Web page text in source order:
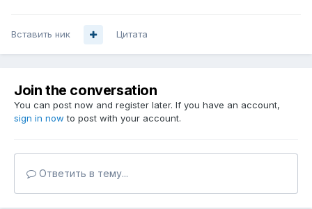
Вставить ник Цитата
Join the conversation
You can post now and register later. If you have an account,
sign in now to post with your account.
Ответить в тему...